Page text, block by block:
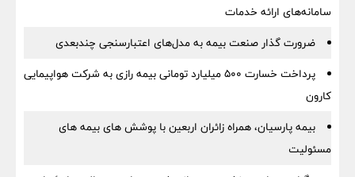
سامانه‌های ارائه خدمات
ضرورت گذار صنعت بیمه به مدل‌های اعتبارسنجی چندبعدی
پرداخت خسارت ۵۰۰ میلیارد تومانی بیمه رازی به شرکت هواپیمایی
کارون
بیمه پارسیان، همراه زائران اربعین با پوشش های بیمه های
مسئولیت